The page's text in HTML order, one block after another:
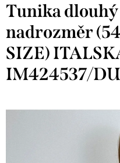
Tunika
nadrozměr
SIZE)
IM424537/DU